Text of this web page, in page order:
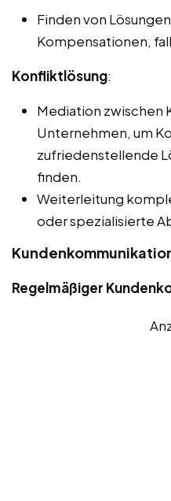
Finden von
Kompensationen,
Konfliktlösung:
Mediation zwischen
Unternehmen, um
zufriedenstellende
finden.
Weiterleitung
oder spezialisierte
Regelmäßiger